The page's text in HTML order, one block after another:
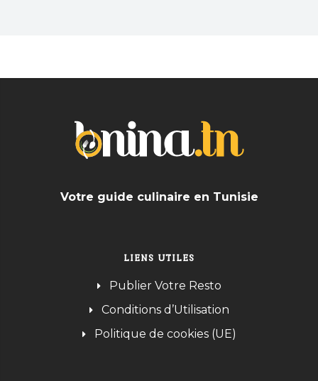
Votre guide culinaire en Tunisie
LIENS UTILES
Publier Votre Resto
Conditions d’Utilisation
Politique de cookies (UE)